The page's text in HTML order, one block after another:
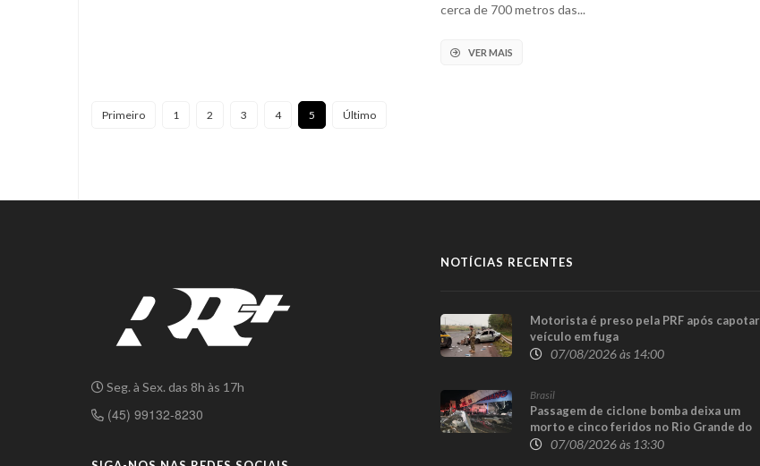
cerca de 700 metros das...
VER MAIS
Primeiro 1 2 3 4 5 Último
Seg. à Sex. das 8h às 17h
(45) 99132-8230
NOTÍCIAS RECENTES
Motorista é preso pela PRF após capotar
veículo em fuga
07/08/2026 às 14:00
Brasil
Passagem de ciclone bomba deixa um
morto e cinco feridos no Rio Grande do
Sul
07/08/2026 às 13:30